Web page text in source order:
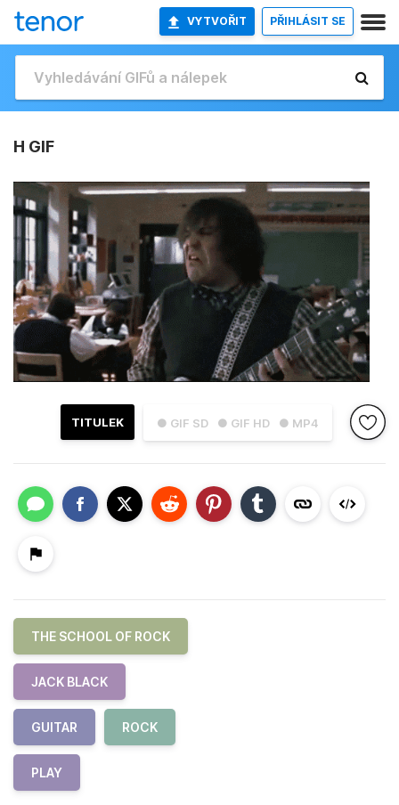
VYTVOŘIT PŘIHLÁSIT SE
H GIF
● GIF SD ● GIF HD ● MP4
TITULEK
THE SCHOOL OF ROCK
JACK BLACK
GUITAR ROCK
PLAY